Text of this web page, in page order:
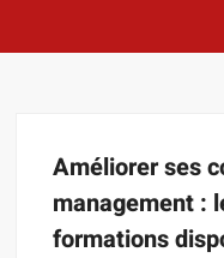
Améliorer ses
management :
formations